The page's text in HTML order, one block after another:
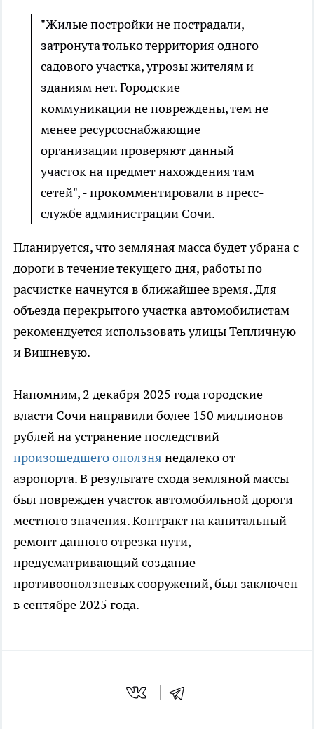
"Жилые постройки не пострадали,
затронута только территория одного
садового участка, угрозы жителям и
зданиям нет. Городские
коммуникации не повреждены, тем не
менее ресурсоснабжающие
организации проверяют данный
участок на предмет нахождения там
сетей", - прокомментировали в пресс-
службе администрации Сочи.
Планируется, что земляная масса будет убрана с
дороги в течение текущего дня, работы по
расчистке начнутся в ближайшее время. Для
объезда перекрытого участка автомобилистам
рекомендуется использовать улицы Тепличную
и Вишневую.
Напомним, 2 декабря 2025 года городские
власти Сочи направили более 150 миллионов
рублей на устранение последствий
произошедшего оползня недалеко от
аэропорта. В результате схода земляной массы
был поврежден участок автомобильной дороги
местного значения. Контракт на капитальный
ремонт данного отрезка пути,
предусматривающий создание
противооползневых сооружений, был заключен
в сентябре 2025 года.